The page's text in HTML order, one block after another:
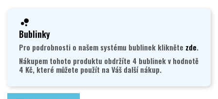
Bublinky
Pro podrobnosti o našem systému bublinek klikněte zde.
Nákupem tohoto produktu obdržíte 4 bublinek v hodnotě
4 Kč, které můžete použít na Váš další nákup.